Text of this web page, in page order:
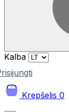
Kalba
Krepšelis 0